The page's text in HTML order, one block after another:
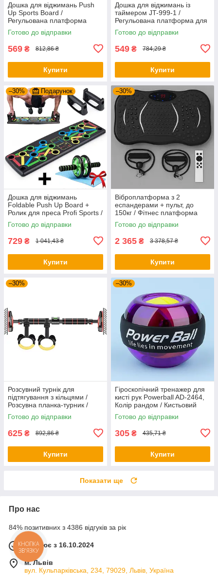
Дошка для віджимань Push
Up Sports Board /
Регульована платформа
тренажер для віджимань /
Упори від підлоги
Готово до відправки
569 ₴ 812,86 ₴
Купити
Дошка для віджимань із
таймером JT-999-1 /
Регульована платформа для
віджимань / Фітнес тренажер
для преса
Готово до відправки
549 ₴ 784,29 ₴
Купити
–30% Подарунок
Дошка для віджимань
Foldable Push Up Board +
Ролик для преса Profi Sports /
Платформа з упорами
Готово до відправки
729 ₴ 1 041,43 ₴
Купити
–30%
Віброплатформа з 2
еспандерами + пульт, до
150кг / Фітнес платформа
для вправ на все тіло
Готово до відправки
2 365 ₴ 3 378,57 ₴
Купити
–30%
Розсувний турнік для
підтягування з кільцями /
Розсувна планка-турник /
Турнік у дверний отвір
Готово до відправки
625 ₴ 892,86 ₴
Купити
–30%
Гіроскопічний тренажер для
кисті рук Powerball AD-2464,
Колір рандом / Кистьовий
еспандер / Гіроскопічний
еспандер
Готово до відправки
305 ₴ 435,71 ₴
Купити
Показати ще
Про нас
84% позитивних з 4386 відгуків за рік
Працює з 16.10.2024
м. Львів
вул. Кульпарківська, 234, 79029, Львів, Україна
КНОПКА
ЗВ'ЯЗКУ